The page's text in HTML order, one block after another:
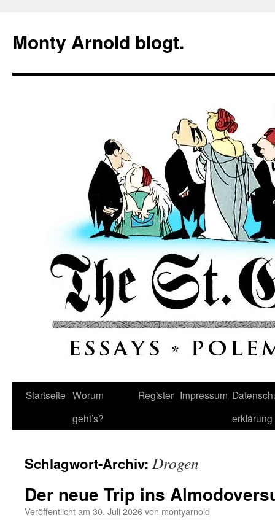
springen
Monty Arnold blogt.
Startseite Worum
geht’s?
Register Impressum
erklärung
Schlagwort-Archiv: Drogen
Der neue Trip ins
Veröffentlicht am 30. Juli 2026von montyarnold